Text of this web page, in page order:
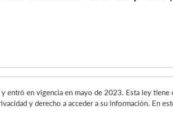
entró en vigencia en mayo de 2023. Esta ley
y derecho a acceder a su información. En